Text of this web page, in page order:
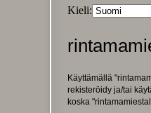
Kieli:
Käyttämällä
rekisteröidy ja/tai
koska